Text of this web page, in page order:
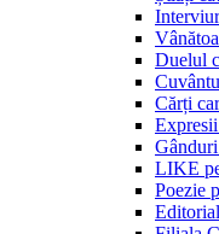
Duelul
Cărți
LIKE
Poezie